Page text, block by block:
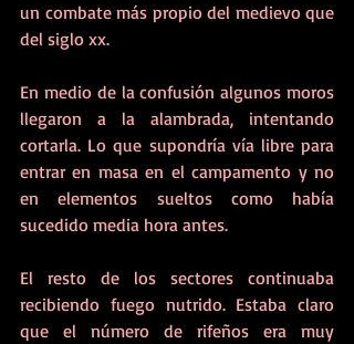
un combate más propio del medievo que
del siglo xx.
En medio de la confusión algunos moros
llegaron a la alambrada, intentando
cortarla. Lo que supondría vía libre para
entrar en masa en el campamento y no
en elementos sueltos como había
sucedido media hora antes.
El resto de los sectores continuaba
recibiendo fuego nutrido. Estaba claro
que el número de rifeños era muy